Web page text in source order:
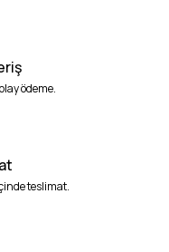
ödeme.
teslimat.